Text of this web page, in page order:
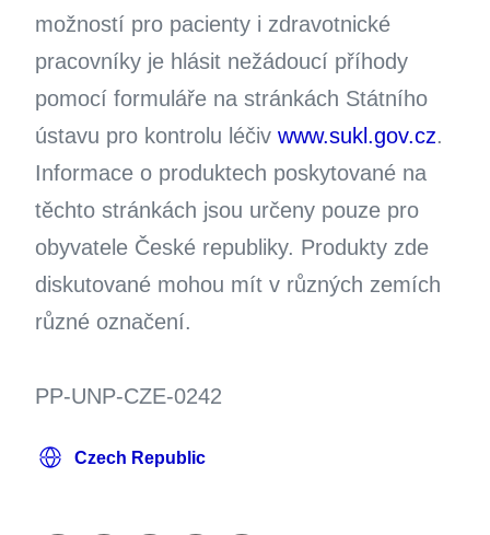
možností pro pacienty i zdravotnické
pracovníky je hlásit nežádoucí příhody
pomocí formuláře na stránkách Státního
ústavu pro kontrolu léčiv www.sukl.gov.cz.
Informace o produktech poskytované na
těchto stránkách jsou určeny pouze pro
obyvatele České republiky. Produkty zde
diskutované mohou mít v různých zemích
různé označení.
PP-UNP-CZE-0242